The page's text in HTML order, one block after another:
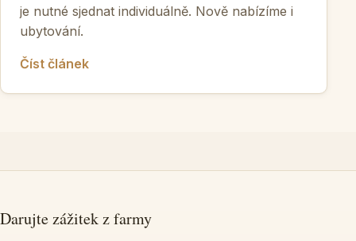
je nutné sjednat individuálně. Nově nabízíme i
ubytování.
Číst článek
Darujte zážitek z farmy